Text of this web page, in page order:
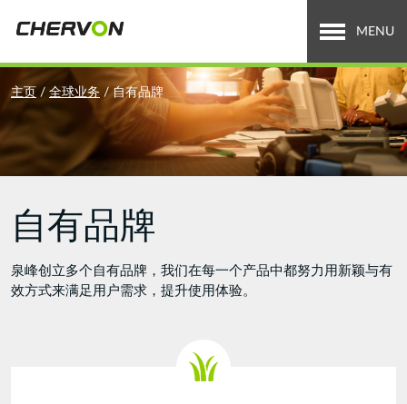
MENU
关于泉峰
招贤纳士
新闻中心
You
are
here
主页 / 全球业务 / 自有品牌
自有品牌
泉峰创立多个自有品牌，我们在每一个产品中都努力用新颖与有
效方式来满足用户需求，提升使用体验。